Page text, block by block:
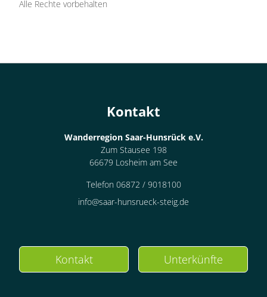
Alle Rechte vorbehalten
Kontakt
Wanderregion Saar-Hunsrück e.V.
Zum Stausee 198
66679 Losheim am See
Telefon 06872 / 9018100
info@saar-hunsrueck-steig.de
Kontakt Unterkünfte